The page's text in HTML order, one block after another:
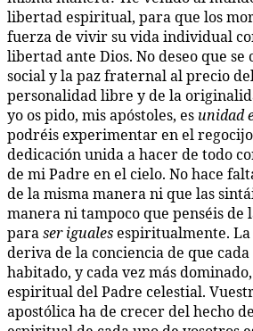
libertad espiritual, para que los
fuerza de vivir su vida individual
libertad ante Dios. No deseo que
social y la paz fraternal al precio
personalidad libre y de la
yo os pido, mis apóstoles, es unidad
podréis experimentar en el
dedicación unida a hacer de todo
de mi Padre en el cielo. No hace
de la misma manera ni que las
manera ni tampoco que penséis de
paraser igualesespiritualmente.
deriva de la conciencia de que
habitado, y cada vez más
espiritual del Padre celestial.
apostólica ha de crecer del hecho